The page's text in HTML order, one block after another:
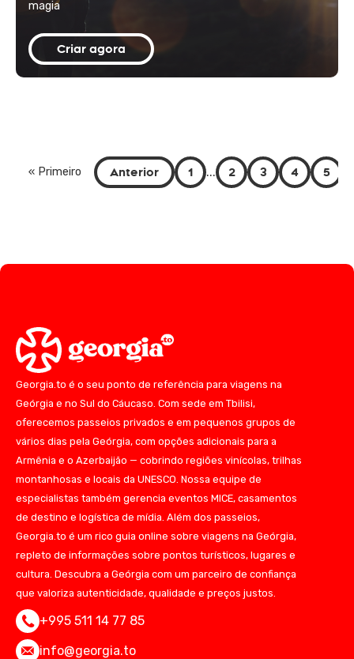
magia
Criar agora
« Primeiro Anterior 1 ... 2 3 4 5
Georgia.to é o seu ponto de referência para viagens na
Geórgia e no Sul do Cáucaso. Com sede em Tbilisi,
oferecemos passeios privados e em pequenos grupos de
vários dias pela Geórgia, com opções adicionais para a
Armênia e o Azerbaijão — cobrindo regiões vinícolas, trilhas
montanhosas e locais da UNESCO. Nossa equipe de
especialistas também gerencia eventos MICE, casamentos
de destino e logística de mídia. Além dos passeios,
Georgia.to é um rico guia online sobre viagens na Geórgia,
repleto de informações sobre pontos turísticos, lugares e
cultura. Descubra a Geórgia com um parceiro de confiança
que valoriza autenticidade, qualidade e preços justos.
+995 511 14 77 85
info@georgia.to